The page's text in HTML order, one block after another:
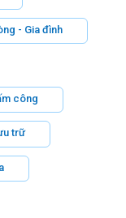
- Gia đình
công
trữ